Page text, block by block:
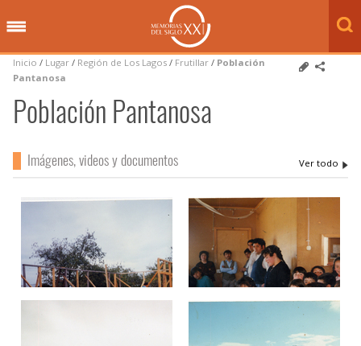
Inicio / Lugar / Región de Los Lagos / Frutillar / Población
Pantanosa
Población Pantanosa
Imágenes, videos y documentos